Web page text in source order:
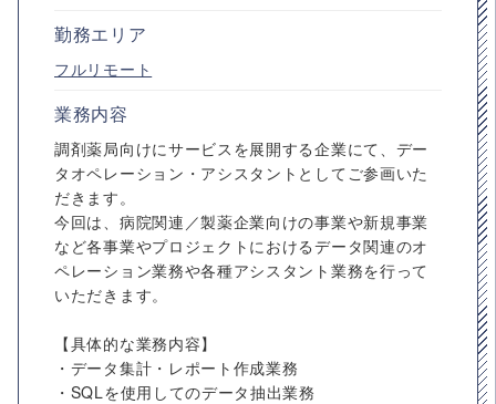
勤務エリア
フルリモート
業務内容
調剤薬局向けにサービスを展開する企業にて、デー
タオペレーション・アシスタントとしてご参画いた
だきます。
今回は、病院関連／製薬企業向けの事業や新規事業
など各事業やプロジェクトにおけるデータ関連のオ
ペレーション業務や各種アシスタント業務を行って
いただきます。
【具体的な業務内容】
・データ集計・レポート作成業務
・SQLを使用してのデータ抽出業務